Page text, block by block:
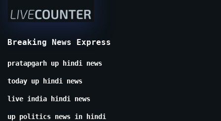
Breaking News Express
pratapgarh up hindi news
today up hindi news
live india hindi news
up politics news in hindi